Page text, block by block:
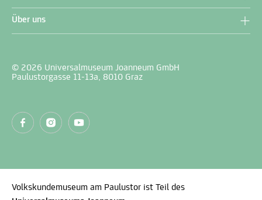
Über uns
© 2026 Universalmuseum Joanneum GmbH
Paulustorgasse 11-13a, 8010 Graz
Volkskundemuseum am Paulustor ist Teil des